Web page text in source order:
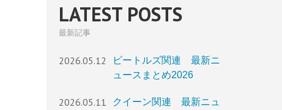
LATEST POSTS
最新記事
2026.05.12
ビートルズ関連 最新ニ
ュースまとめ2026
2026.05.11
クイーン関連 最新ニュ